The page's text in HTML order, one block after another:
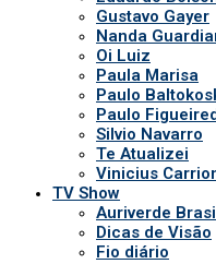
Gustavo Gayer
Nanda
Oi Luiz
Paula Marisa
Paulo
Paulo
Silvio Navarro
Te Atualizei
Vinicius
TV Show
Auriverde
Dicas de Visão
Fio diário